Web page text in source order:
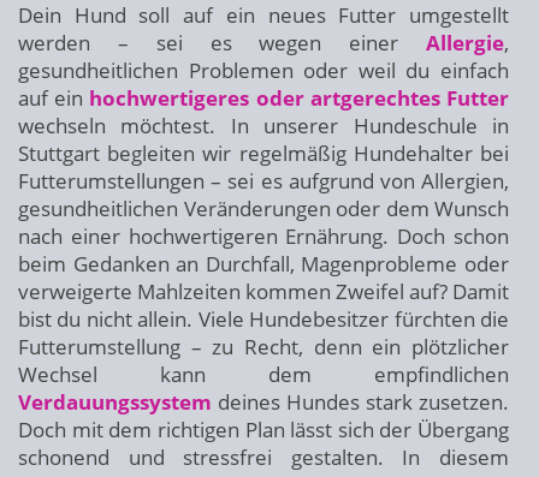
Dein Hund soll auf ein neues Futter umgestellt
werden – sei es wegen einer Allergie,
gesundheitlichen Problemen oder weil du einfach
auf ein hochwertigeres oder artgerechtes Futter
wechseln möchtest. In unserer Hundeschule in
Stuttgart begleiten wir regelmäßig Hundehalter bei
Futterumstellungen – sei es aufgrund von Allergien,
gesundheitlichen Veränderungen oder dem Wunsch
nach einer hochwertigeren Ernährung. Doch schon
beim Gedanken an Durchfall, Magenprobleme oder
verweigerte Mahlzeiten kommen Zweifel auf? Damit
bist du nicht allein. Viele Hundebesitzer fürchten die
Futterumstellung – zu Recht, denn ein plötzlicher
Wechsel kann dem empfindlichen
Verdauungssystem deines Hundes stark zusetzen.
Doch mit dem richtigen Plan lässt sich der Übergang
schonend und stressfrei gestalten. In diesem